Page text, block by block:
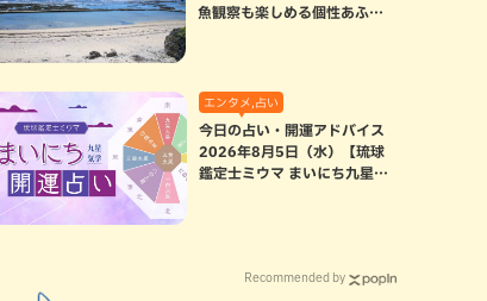
魚観察も楽しめる個性あふれ
エンタメ,占い
今日の占い・開運アドバイス
2026年8月5日（水）【琉球
鑑定士ミウマ まいにち九星気
Recommended by